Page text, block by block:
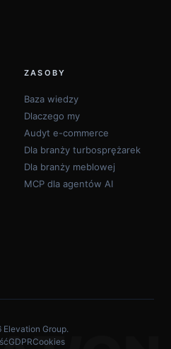
tej stronie
gromadzenia oraz analizy
i użyteczności strony,
mediów
cookie
ZASOBY
Baza wiedzy
Dlaczego my
Audyt e-commerce
Dla branży turbosprężarek
Dla branży meblowej
MCP dla agentów AI
Group.
GDPRCookies